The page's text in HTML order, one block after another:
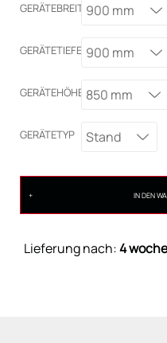
GERÄTEBREITE900 mm
GERÄTETIEFE 900 mm
GERÄTEHÖHE 850 mm
GERÄTETYP Stand
IN DEN
Lieferung nach:4